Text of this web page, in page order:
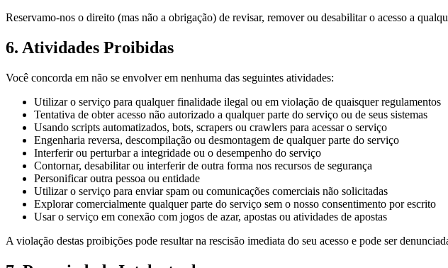
Reservamo-nos o direito (mas não a obrigação) de revisar, remover ou desabilitar o acesso a
6. Atividades Proibidas
Você concorda em não se envolver em nenhuma das seguintes atividades:
Utilizar o serviço para qualquer finalidade ilegal ou em violação de quaisquer regulamentos
Tentativa de obter acesso não autorizado a qualquer parte do serviço ou de seus sistemas
Usando scripts automatizados, bots, scrapers ou crawlers para acessar o serviço
Engenharia reversa, descompilação ou desmontagem de qualquer parte do serviço
Interferir ou perturbar a integridade ou o desempenho do serviço
Contornar, desabilitar ou interferir de outra forma nos recursos de segurança
Personificar outra pessoa ou entidade
Utilizar o serviço para enviar spam ou comunicações comerciais não solicitadas
Explorar comercialmente qualquer parte do serviço sem o nosso consentimento por escrito
Usar o serviço em conexão com jogos de azar, apostas ou atividades de apostas
A violação destas proibições pode resultar na rescisão imediata do seu acesso e pode ser